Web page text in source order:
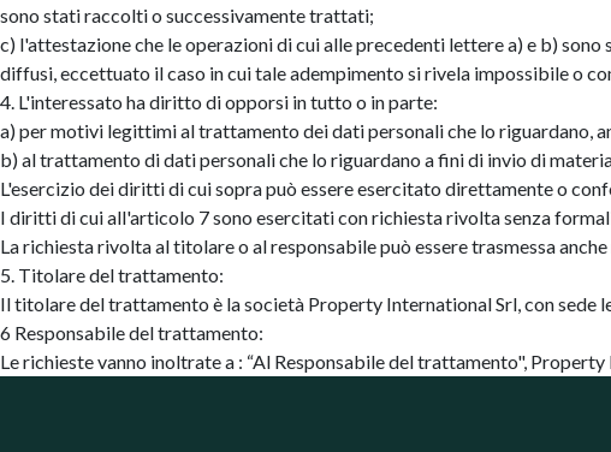
sono stati raccolti o successivamente trattati;
c) l'attestazione che le operazioni di cui alle precedenti lettere a) e b)
diffusi, eccettuato il caso in cui tale adempimento si rivela impossibile o
4. L'interessato ha diritto di opporsi in tutto o in parte:
a) per motivi legittimi al trattamento dei dati personali che lo riguardano,
b) al trattamento di dati personali che lo riguardano a fini di invio di
L'esercizio dei diritti di cui sopra può essere esercitato direttamente o
I diritti di cui all'articolo 7 sono esercitati con richiesta rivolta senza
La richiesta rivolta al titolare o al responsabile può essere trasmessa
5. Titolare del trattamento:
Il titolare del trattamento è la società Property International Srl, con sede
6 Responsabile del trattamento:
Le richieste vanno inoltrate a : “Al Responsabile del trattamento",